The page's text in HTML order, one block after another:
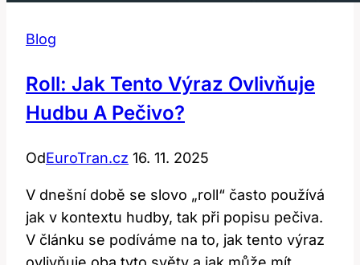
Blog
Roll: Jak Tento Výraz Ovlivňuje
Hudbu A Pečivo?
OdEuroTran.cz 16. 11. 2025
V dnešní době se slovo „roll“ často používá
jak v kontextu hudby, tak při popisu pečiva.
V článku se podíváme na to, jak tento výraz